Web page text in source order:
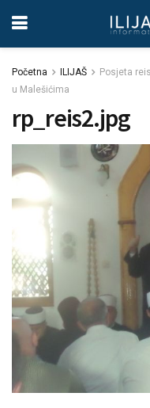
Početna ILIJAŠ
Posjeta
u Malešićima
rp_reis2.jpg